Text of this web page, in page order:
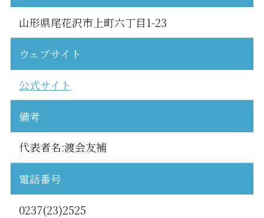
山形県尾花沢市上町六丁目1-23
ウェブサイト
公式サイト
備考
代表者名:渡会友補
電話番号
0237(23)2525